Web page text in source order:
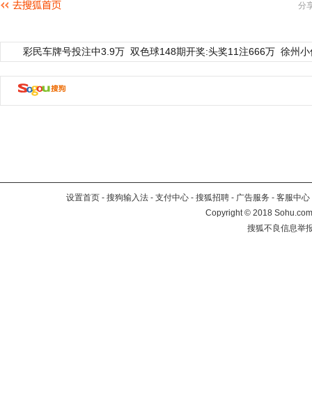
分
彩民车牌号投注中3.9万 双色球148期开奖:头奖11注666万 徐州
设置首页 - 搜狗输入法 - 支付中心 - 搜狐招聘 - 广告服务 - 客服中心
Copyright©2018
搜狐不良信息举